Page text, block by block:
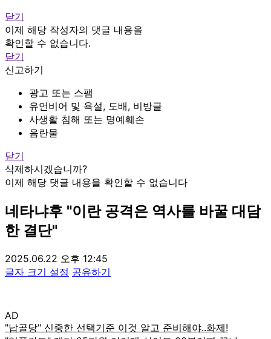
닫기
이제 해당 작성자의 댓글 내용을
확인할 수 없습니다.
닫기
신고하기
광고 또는 스팸
유언비어 및 욕설, 도배, 비방글
사생활 침해 또는 명예훼손
음란물
닫기
삭제하시겠습니까?
이제 해당 댓글 내용을 확인할 수 없습니다
네타냐후 "이란 공격은 역사를 바꿀 대담
한 결단"
2025.06.22 오후 12:45
글자 크기 설정 공유하기
AD